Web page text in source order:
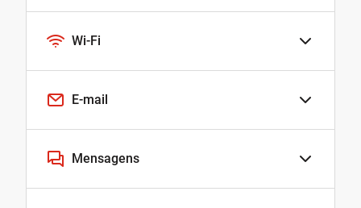
Wi-Fi
E-mail
Mensagens